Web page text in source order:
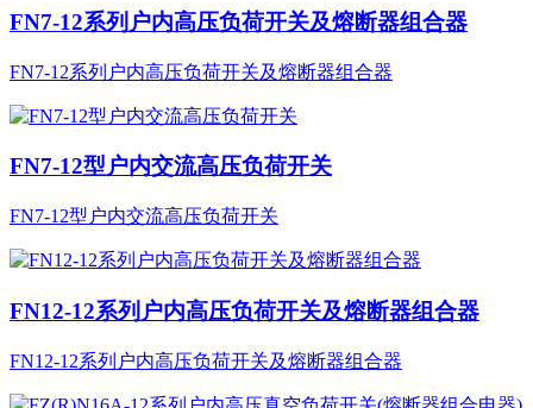
FN7-12系列户内高压负荷开关及熔断器组合器
FN7-12系列户内高压负荷开关及熔断器组合器
FN7-12型户内交流高压负荷开关
FN7-12型户内交流高压负荷开关
FN12-12系列户内高压负荷开关及熔断器组合器
FN12-12系列户内高压负荷开关及熔断器组合器